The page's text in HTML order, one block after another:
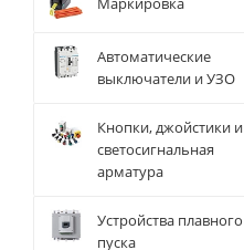
Автоматические
выключатели и УЗО
Кнопки, джойстики и
светосигнальная
арматура
Устройства плавного
пуска